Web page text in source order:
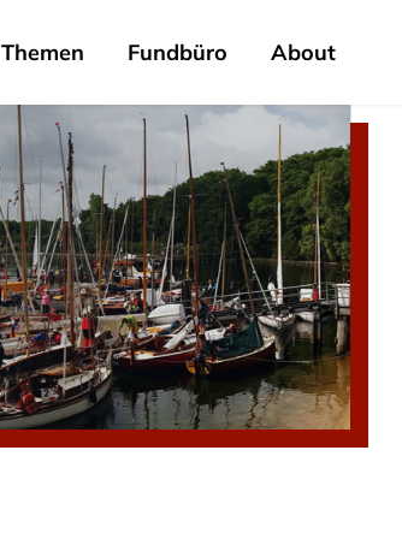
Themen Fundbüro About